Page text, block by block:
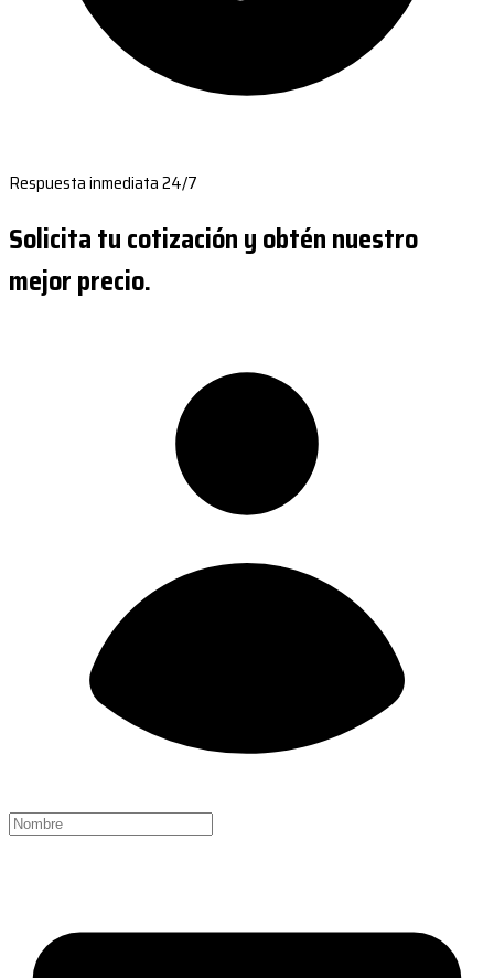
Respuesta inmediata 24/7
Solicita tu cotización y obtén nuestro
mejor precio.